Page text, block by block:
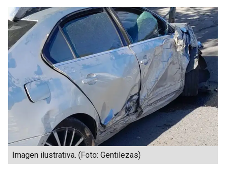
Imagen ilustrativa. (Foto: Gentilezas)